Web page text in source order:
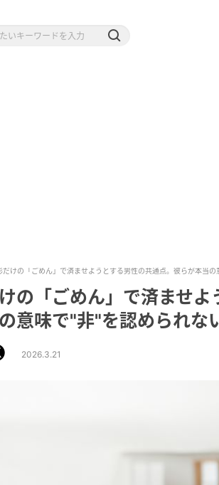
だけの「ごめん」で済ませようとする男性の共通点。彼らが本当
の「ごめん」で済ませ
意味で"非"を認められな
2026.3.21